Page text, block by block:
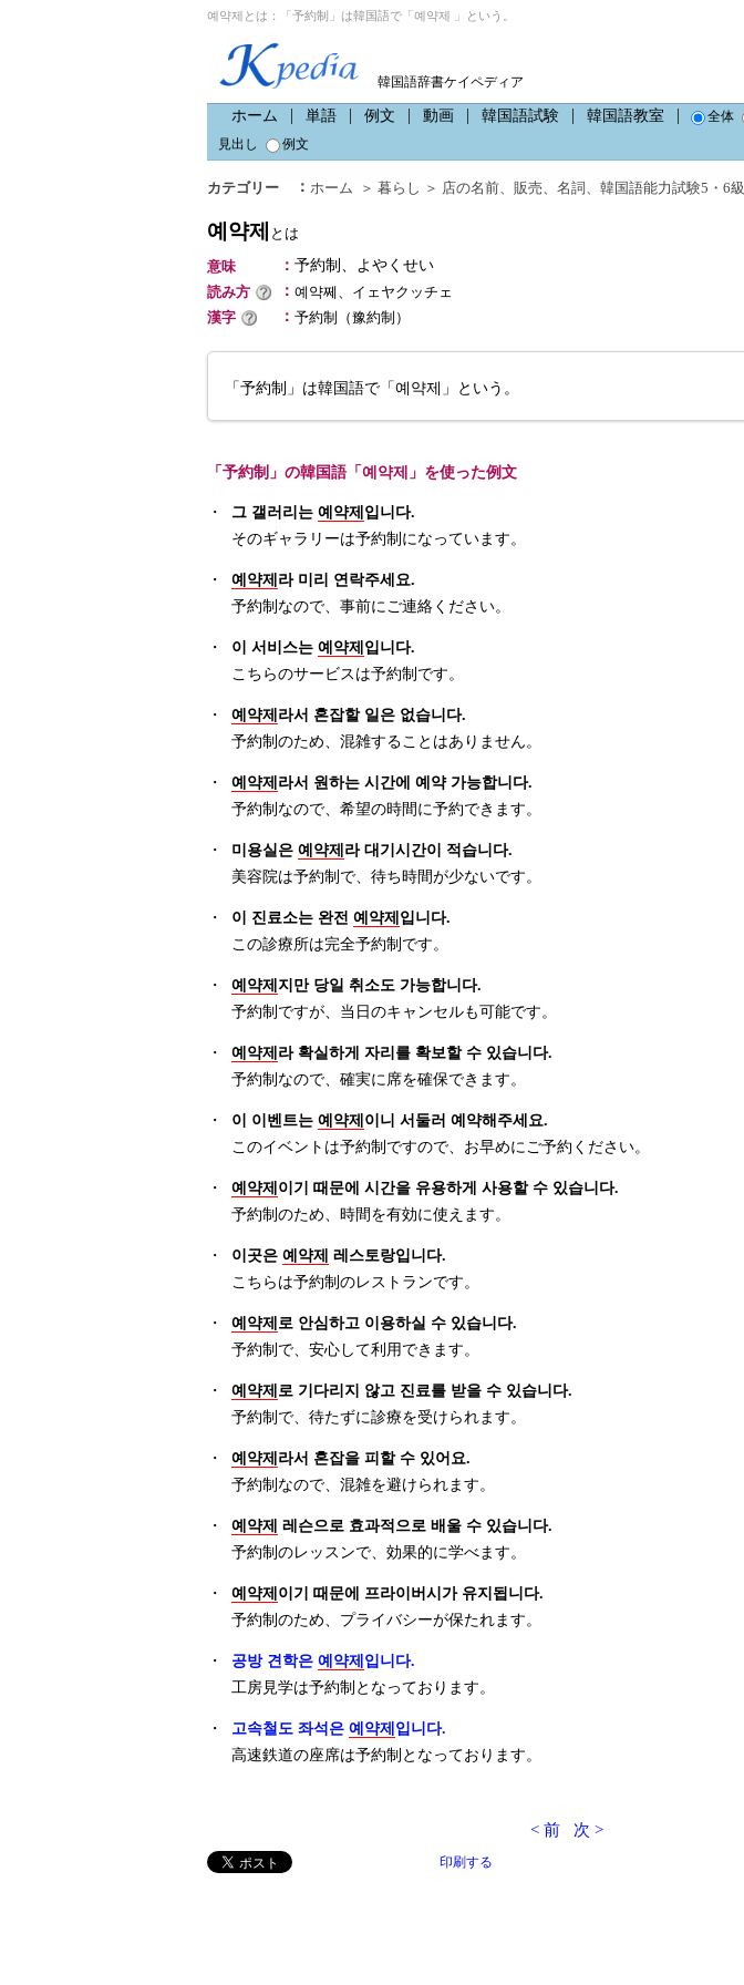
예약제とは：「予約制」は韓国語で「예약제 」という。
韓国語辞書ケイペディア
ホーム 単語 例文 動画 韓国語試験 韓国語教室
全体
見出し
例文
カテゴリー ： ホーム ＞ 暮らし ＞ 店の名前、 販売、 名詞 、 韓国語能力試験5・6級
예약제 とは
意味
： 予約制、よやくせい
読み方
： 예약쩨、イェヤクッチェ
漢字
： 予約制（豫約制）
「予約制」は韓国語で「예약제」という。
「予約制」の韓国語「예약제」を使った例文
・ 그 갤러리는 예약제 입니다.
そのギャラリーは予約制になっています。
・ 예약제 라 미리 연락주세요.
予約制なので、事前にご連絡ください。
・ 이 서비스는 예약제 입니다.
こちらのサービスは予約制です。
・ 예약제 라서 혼잡할 일은 없습니다.
予約制のため、混雑することはありません。
・ 예약제 라서 원하는 시간에 예약 가능합니다.
予約制なので、希望の時間に予約できます。
・ 미용실은 예약제 라 대기시간이 적습니다.
美容院は予約制で、待ち時間が少ないです。
・ 이 진료소는 완전 예약제 입니다.
この診療所は完全予約制です。
・ 예약제 지만 당일 취소도 가능합니다.
予約制ですが、当日のキャンセルも可能です。
・ 예약제 라 확실하게 자리를 확보할 수 있습니다.
予約制なので、確実に席を確保できます。
・ 이 이벤트는 예약제 이니 서둘러 예약해주세요.
このイベントは予約制ですので、お早めにご予約ください。
・ 예약제 이기 때문에 시간을 유용하게 사용할 수 있습니다.
予約制のため、時間を有効に使えます。
・ 이곳은 예약제 레스토랑입니다.
こちらは予約制のレストランです。
・ 예약제 로 안심하고 이용하실 수 있습니다.
予約制で、安心して利用できます。
・ 예약제 로 기다리지 않고 진료를 받을 수 있습니다.
予約制で、待たずに診療を受けられます。
・ 예약제 라서 혼잡을 피할 수 있어요.
予約制なので、混雑を避けられます。
・ 예약제 레슨으로 효과적으로 배울 수 있습니다.
予約制のレッスンで、効果的に学べます。
・ 예약제 이기 때문에 프라이버시가 유지됩니다.
予約制のため、プライバシーが保たれます。
・ 공방 견학은 예약제 입니다.
工房見学は予約制となっております。
・ 고속철도 좌석은 예약제 입니다.
高速鉄道の座席は予約制となっております。
< 前 次 >
印刷する